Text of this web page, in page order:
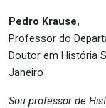
Pedro Krause,
Professor do
Doutor em História
Janeiro
Sou professor de